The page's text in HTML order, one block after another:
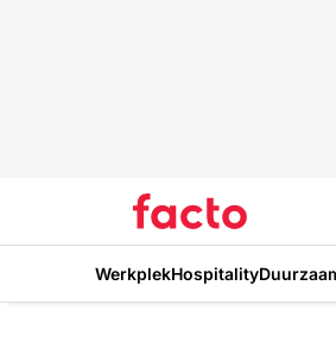
WerkplekHospitality